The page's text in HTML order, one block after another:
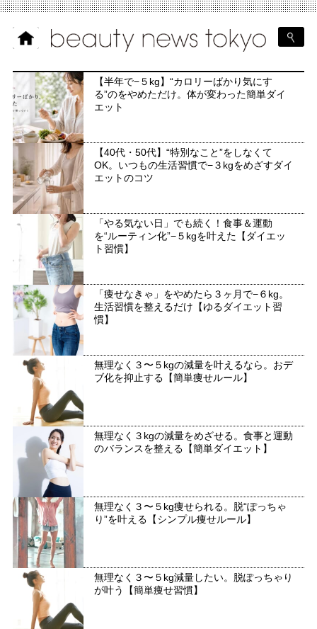
【半年で−５kg】“カロリーばかり気にす
る”のをやめただけ。体が変わった簡単ダイ
エット
【40代・50代】“特別なこと”をしなくて
OK。いつもの生活習慣で−３kgをめざすダイ
エットのコツ
「やる気ない日」でも続く！食事＆運動
を“ルーティン化”−５kgを叶えた【ダイエッ
ト習慣】
「痩せなきゃ」をやめたら３ヶ月で−６kg。
生活習慣を整えるだけ【ゆるダイエット習
慣】
無理なく３〜５kgの減量を叶えるなら。おデ
ブ化を抑止する【簡単痩せルール】
無理なく３kgの減量をめざせる。食事と運動
のバランスを整える【簡単ダイエット】
無理なく３〜５kg痩せられる。脱“ぽっちゃ
り”を叶える【シンプル痩せルール】
無理なく３〜５kg減量したい。脱ぽっちゃり
が叶う【簡単痩せ習慣】